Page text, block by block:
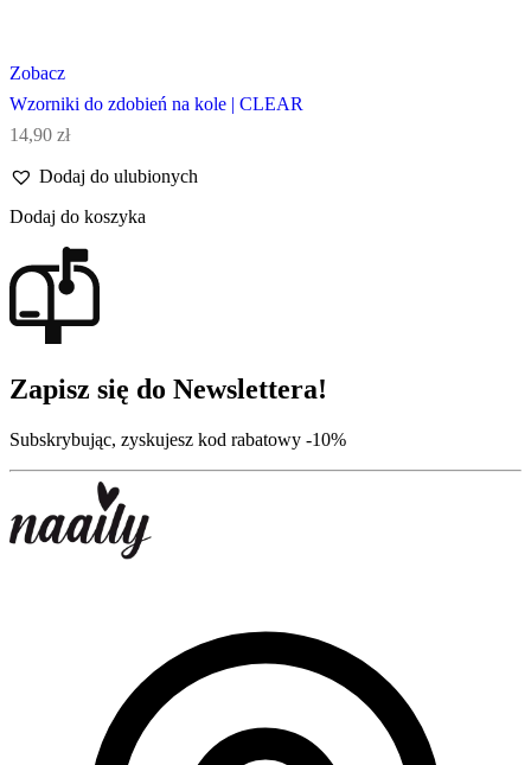
Zobacz
Wzorniki do zdobień na kole | CLEAR
14,90 zł
Dodaj do ulubionych
Dodaj do koszyka
Zapisz się do Newslettera!
Subskrybując, zyskujesz kod rabatowy -10%